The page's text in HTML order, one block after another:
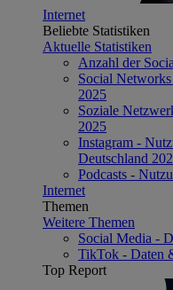
Internet
Beliebte Statistiken
Aktuelle Statistiken
Anzahl der
Social
2025
Soziale
2025
Instagram -
Deutschland
Podcasts -
Internet
Themen
Weitere Themen
Social Media -
TikTok - Daten
Top Report